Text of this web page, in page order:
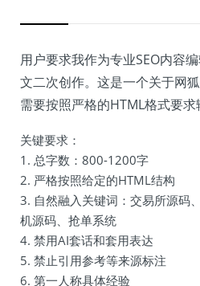
用户要求我作为专业SEO内容
文二次创作。这是一个关于网
需要按照严格的HTML格式要求
关键要求：
1. 总字数：800-1200字
2. 严格按照给定的HTML结构
3. 自然融入关键词：交易所源码
机源码、抢单系统
4. 禁用AI套话和套用表达
5. 禁止引用参考等来源标注
6. 第一人称具体经验